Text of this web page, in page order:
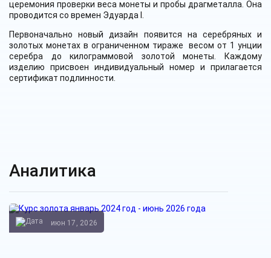
Аналитика
июн 17, 2026
церемония проверки веса монеты и пробы драгметалла. Она
проводится со времен Эдуарда I.
Первоначально новый дизайн появится на серебряных и
золотых монетах в ограниченном тираже весом от 1 унции
серебра до килограммовой золотой монеты. Каждому
изделию присвоен индивидуальный номер и прилагается
сертификат подлинности.